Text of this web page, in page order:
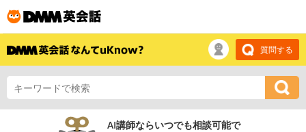
質問する
AI講師ならいつでも相談可能で